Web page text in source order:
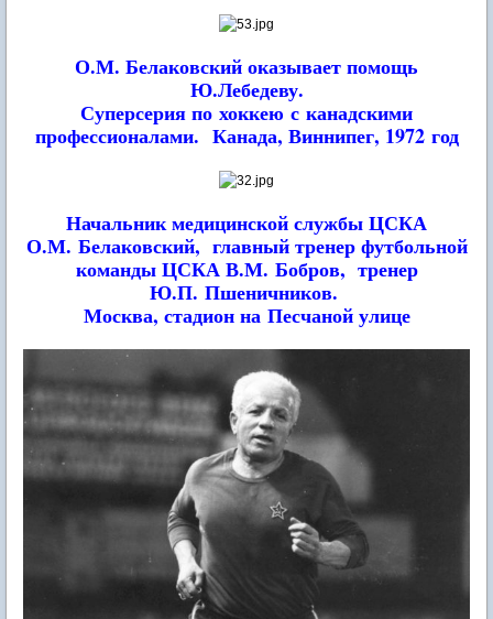
О.М. Белаковский оказывает помощь
Ю.Лебедеву.
Суперсерия по хоккею с канадскими
профессионалами. Канада, Виннипег, 1972 год
Начальник медицинской службы ЦСКА
О.М. Белаковский, главный тренер футбольной
команды ЦСКА В.М. Бобров, тренер
Ю.П. Пшеничников.
Москва, стадион на Песчаной улице